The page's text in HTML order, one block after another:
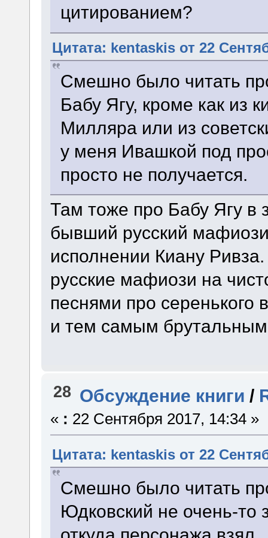
цитированием?
Цитата: kentaskis от 22
Смешно было читать
Бабу Ягу, кроме как из
Милляра или из
у меня Ивашкой под
просто не получается.
Там тоже про Бабу Ягу в
бывший русский
исполнении Киану
русские мафиози на
песнями про серенького
и тем самым
28 Обсуждение книги /
« : 22 Сентября 2017, 14:34 »
Цитата: kentaskis от 22
Смешно было читать
Юдковский не очень-то